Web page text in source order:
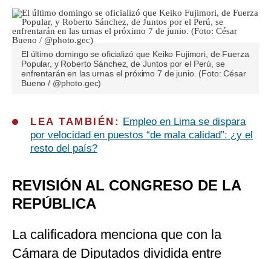
El último domingo se oficializó que Keiko Fujimori, de Fuerza
Popular, y Roberto Sánchez, de Juntos por el Perú, se
enfrentarán en las urnas el próximo 7 de junio. (Foto: César
Bueno / @photo.gec)
LEA TAMBIÉN:
Empleo en Lima se dispara
por velocidad en puestos “de mala calidad”: ¿y el
resto del país?
REVISIÓN AL CONGRESO DE LA
REPÚBLICA
La calificadora menciona que con la
Cámara de Diputados dividida entre